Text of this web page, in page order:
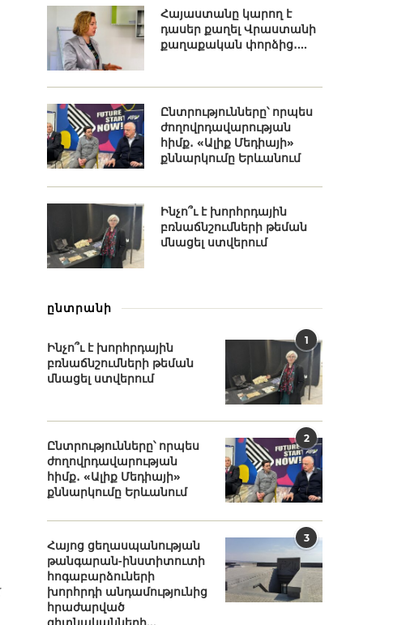
Հայաստանը կարող է
դասեր քաղել Վրաստանի
քաղաքական փորձից․...
Ընտրությունները՝ որպես
ժողովրդավարության
հիմք․ «Ալիք Մեդիայի»
քննարկումը Երևանում
Ինչո՞ւ է խորհրդային
բռնաճնշումների թեման
մնացել ստվերում
ընտրանի
1
Ինչո՞ւ է խորհրդային
բռնաճնշումների թեման
մնացել ստվերում
2
Ընտրությունները՝ որպես
ժողովրդավարության
հիմք․ «Ալիք Մեդիայի»
քննարկումը Երևանում
3
Հայոց ցեղասպանության
թանգարան-ինստիտուտի
հոգաբարձուների
խորհրդի անդամությունից
հրաժարված
գիտնականների...